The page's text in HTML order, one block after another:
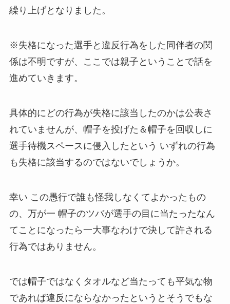
繰り上げとなりました。
※失格になった選手と違反行為をした同伴者の関
係は不明ですが、ここでは親子ということで話を
進めていきます。
具体的にどの行為が失格に該当したのかは公表さ
れていませんが、帽子を投げた＆帽子を回収しに
選手待機スペースに侵入したという いずれの行為
も失格に該当するのではないでしょうか。
幸い この愚行で誰も怪我しなくてよかったもの
の、万が一 帽子のツバが選手の目に当たったなん
てことになったら一大事なわけで決して許される
行為ではありません。
では帽子ではなくタオルなど当たっても平気な物
であれば違反にならなかったというとそうでもな